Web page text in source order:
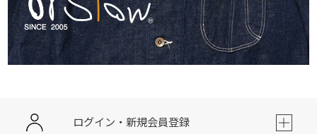
ログイン・新規会員登録